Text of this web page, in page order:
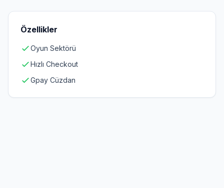
Özellikler
Oyun Sektörü
Hızlı Checkout
Gpay Cüzdan